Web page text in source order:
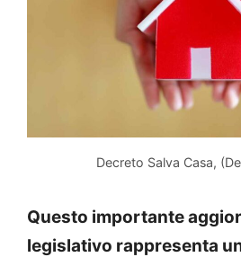
Decreto Salva Casa,
Questo importante
legislativo rappresenta